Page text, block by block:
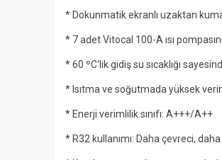
* Dokunmatik ekranlı uzaktan
* 7 adet Vitocal 100-A ısı
* 60 ºC‘lik gidiş su sıcaklığı
* Isıtma ve soğutmada yüksek
* Enerji verimlilik sınıfı: A+++/A++
* R32 kullanımı: Daha çevreci,